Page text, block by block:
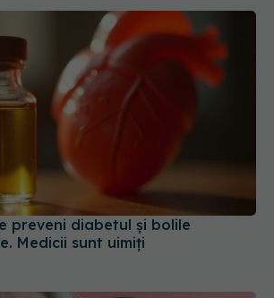
preveni diabetul și bolile
Medicii sunt uimiți